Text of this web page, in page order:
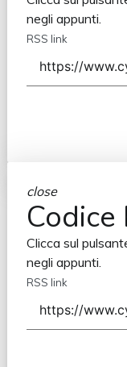
negli appunti.
RSS link
close
Codice
Clicca sul
negli appunti.
RSS link